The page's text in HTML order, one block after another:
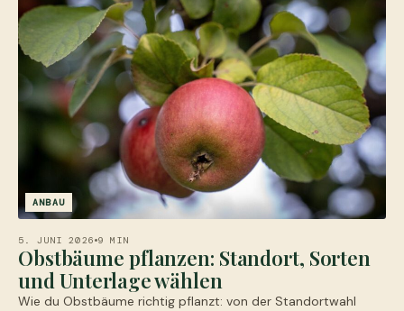
ANBAU
5. JUNI 2026 9 MIN
Obstbäume pflanzen: Standort, Sorten
und Unterlage wählen
Wie du Obstbäume richtig pflanzt: von der Standortwahl